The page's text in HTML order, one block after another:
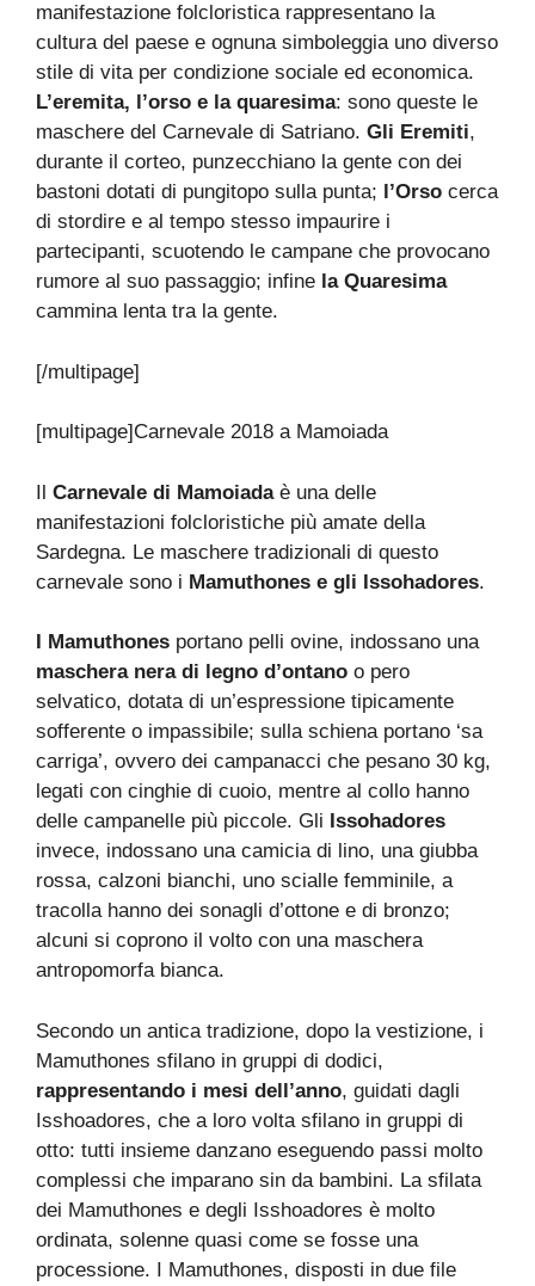
manifestazione folcloristica rappresentano la
cultura del paese e ognuna simboleggia uno diverso
stile di vita per condizione sociale ed economica.
L’eremita, l’orso e la quaresima: sono queste le
maschere del Carnevale di Satriano. Gli Eremiti,
durante il corteo, punzecchiano la gente con dei
bastoni dotati di pungitopo sulla punta;
l’Orso cerca
di stordire e al tempo stesso impaurire i
partecipanti, scuotendo le campane che provocano
rumore al suo passaggio; infine la Quaresima
cammina lenta tra la gente.
[/multipage]
[multipage]Carnevale 2018 a Mamoiada
Il Carnevale di Mamoiadaè una delle
manifestazioni folcloristiche più amate della
Sardegna. Le maschere tradizionali di questo
carnevale sono i Mamuthones e gli Issohadores.
I Mamuthones portano pelli ovine, indossano una
maschera nera di legno d’ontano o pero
selvatico, dotata di un’espressione tipicamente
sofferente o impassibile; sulla schiena portano ‘sa
carriga’, ovvero dei campanacci che pesano 30 kg,
legati con cinghie di cuoio, mentre al collo hanno
delle campanelle più piccole. Gli Issohadores
invece, indossano una camicia di lino, una giubba
rossa, calzoni bianchi, uno scialle femminile, a
tracolla hanno dei sonagli d’ottone e di bronzo;
alcuni si coprono il volto con una maschera
antropomorfa bianca.
Secondo un antica tradizione, dopo la vestizione, i
Mamuthones sfilano in gruppi di dodici,
rappresentando i mesi dell’anno, guidati dagli
Isshoadores, che a loro volta sfilano in gruppi di
otto: tutti insieme danzano eseguendo passi molto
complessi che imparano sin da bambini. La sfilata
dei Mamuthones e degli Isshoadores è molto
ordinata, solenne quasi come se fosse una
processione. I Mamuthones, disposti in due file